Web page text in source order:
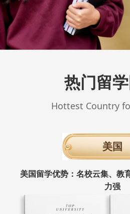
热门留
Hottest Country
美国
美国留学优势：名校云集、教
力强